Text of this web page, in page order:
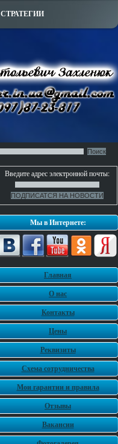
СТРАТЕГИИ
Введите адрес электронной почты:
Мы в Интернете:
Главная
О нас
Контакты
Цены
Реквизиты
Схема сотрудничества
Мои гарантии и правила
Отзывы
Вакансии